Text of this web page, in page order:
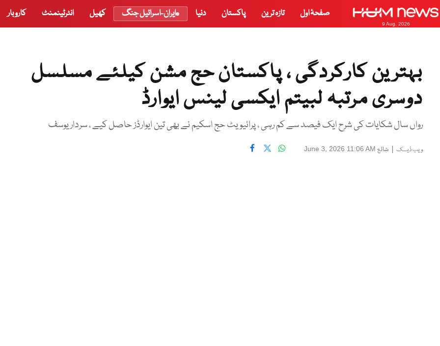
9 Aug, 2026
صفحۂ اول تازہ ترین پاکستان دنیا ایران-اسرائیل جنگ کھیل انٹرٹینمنٹ کاروبار
بہترین کارکردگی ، پاکستان حج مشن کیلئے مسلسل
دوسری مرتبہ لبیتم ایکسی لینس ایوارڈ
رواں سال شکایات کی شرح ایک فیصد سے کم رہی ، پرائیویٹ حج اسکیم نے بھی تین ایوارڈز حاصل کیے ، سردار یوسف
ویب ڈیسک | شائع June 3, 2026 11:06 AM